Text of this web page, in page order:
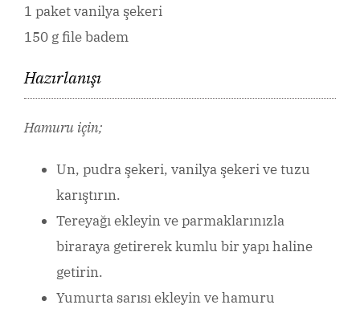
1 paket vanilya şekeri
150 g file badem
Hazırlanışı
Hamuru için;
Un, pudra şekeri, vanilya şekeri ve tuzu
karıştırın.
Tereyağı ekleyin ve parmaklarınızla
biraraya getirerek kumlu bir yapı haline
getirin.
Yumurta sarısı ekleyin ve hamuru